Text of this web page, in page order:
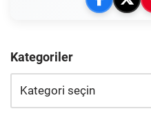
Kategoriler